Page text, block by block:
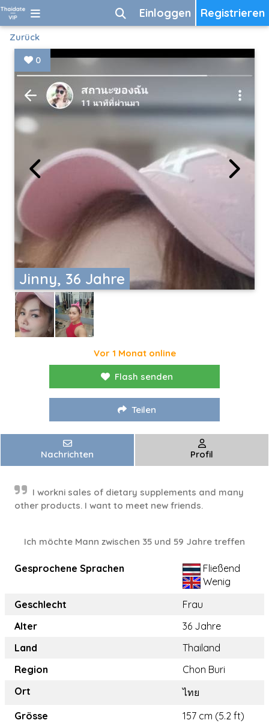
Registrieren
Einloggen
Zurück
Jinny, 36 Jahre
0
Vor 1 Monat online
Flash senden
Teilen
Nachrichten Profil
I workni sales of dietary supplements and many
other products. I want to meet new friends.
Ich möchte Mann zwischen 35 und 59 Jahre treffen
Gesprochene Sprachen
Fließend
Wenig
Geschlecht
Frau
Alter
36 Jahre
Land
Thailand
Region
Chon Buri
Ort
ไทย
Grösse
157 cm (5.2 ft)